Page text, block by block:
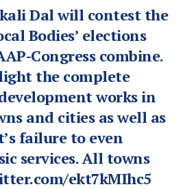
Dal will contest the
Bodies’ elections
Congress combine.
the complete
works in
and cities as well as
failure to even
services. All towns
ekt7kMIhc5